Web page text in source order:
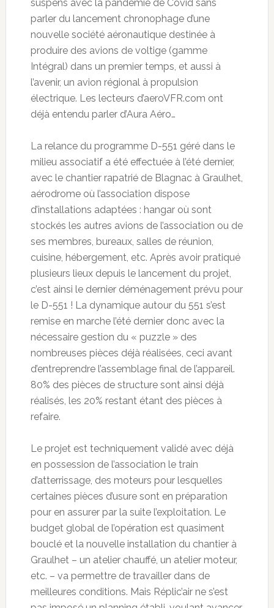
suspens avec la pandémie de Covid sans
parler du lancement chronophage d’une
nouvelle société aéronautique destinée à
produire des avions de voltige (gamme
Intégral) dans un premier temps, et aussi à
l’avenir, un avion régional à propulsion
électrique. Les lecteurs d’aeroVFR.com ont
déjà entendu parler d’Aura Aéro…
La relance du programme D-551 géré dans le
milieu associatif a été effectuée à l’été dernier,
avec le chantier rapatrié de Blagnac à Graulhet,
aérodrome où l’association dispose
d’installations adaptées : hangar où sont
stockés les autres avions de l’association ou de
ses membres, bureaux, salles de réunion,
cuisine, hébergement, etc. Après avoir pratiqué
plusieurs lieux depuis le lancement du projet,
c’est ainsi le dernier déménagement prévu pour
le D-551 ! La dynamique autour du 551 s’est
remise en marche l’été dernier donc avec la
nécessaire gestion du « puzzle » des
nombreuses pièces déjà réalisées, ceci avant
d’entreprendre l’assemblage final de l’appareil.
80% des pièces de structure sont ainsi déjà
réalisés, les 20% restant étant des pièces à
refaire.
Le projet est techniquement validé avec déjà
en possession de l’association le train
d’atterrissage, des moteurs pour lesquelles
certaines pièces d’usure sont en préparation
pour en assurer par la suite l’exploitation. Le
budget global de l’opération est quasiment
bouclé et la nouvelle installation du chantier à
Graulhet – un atelier chauffé, un atelier moteur,
etc. – va permettre de travailler dans de
meilleures conditions. Mais Réplic’air ne s’est